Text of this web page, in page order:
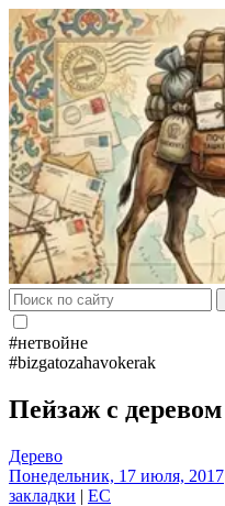
#нетвойне
#bizgatozahavokerak
Пейзаж с деревом
Дерево
Понедельник, 17 июля, 2017
закладки | EC